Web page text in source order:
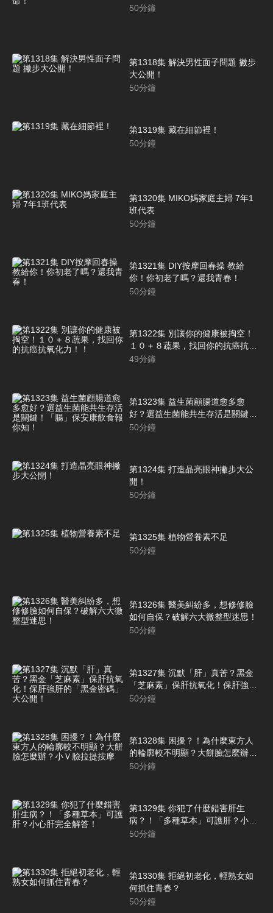
50分鐘
第1318集 解決男性面子問題 撇步
大公開！
50分鐘
第1319集 藏在細節裡！
50分鐘
第1320集 MIKO媽家庭主婦 7年1
班代表
50分鐘
第1321集 DIY按摩回春操 教給
你！你初老了嗎？還我青春！
50分鐘
第1322集 別讓你的健康被掏空！
１０＋８蔬果，找回你的抗癌抗氧
化力！！
49分鐘
第1323集 益生菌顧腸道愈多愈
好？選益生菌能共生存活是關鍵！
「腸」保安康飲食報你知！
50分鐘
第1324集 打造晶亮眼神撇步大公
開！
50分鐘
第1325集 植物營養素不足
50分鐘
第1326集 醫美糾紛多，想修修臉
如何自保？破解六大微整型迷思！
50分鐘
第1327集 沉默「肝」真苦？黑金
「芝麻素」保肝抗氧化！保肝強肝
的「黑金密碼」大公開！
50分鐘
第1328集 困擾？！為什麼東方人
的輪廓較不明顯？大餅臉怎麼辦？
小Ｖ臉拉提按摩
50分鐘
第1329集 你犯了什麼錯害肝生
病？！「多種草本」可護肝？小心
肝完全解答！
50分鐘
第1330集 拒絕初老化，輕熟女如
何抓住青春？
50分鐘